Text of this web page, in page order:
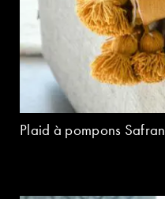
Plaid à pompons Safran